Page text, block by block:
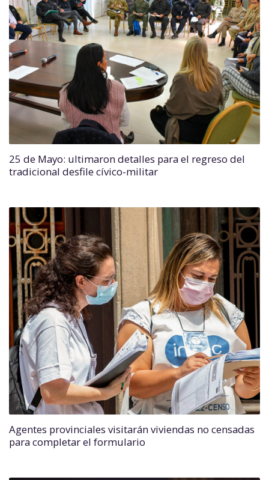
25 de Mayo: ultimaron detalles para el regreso del
tradicional desfile cívico-militar
Agentes provinciales visitarán viviendas no censadas
para completar el formulario